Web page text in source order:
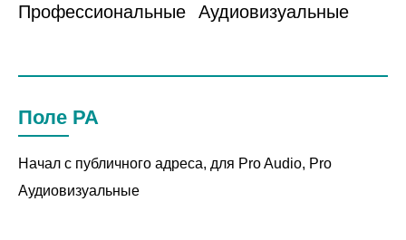
Профессиональные Аудиовизуальные
Поле PA
Начал с публичного адреса, для Pro Audio, Pro
Аудиовизуальные